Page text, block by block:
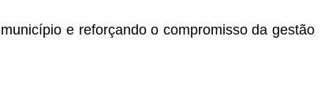
e reforçando o compromisso da gestão